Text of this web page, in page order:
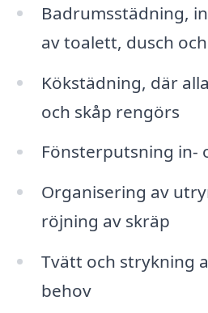
Badrumsstädning,
av toalett, dusch
Kökstädning, där
och skåp rengörs
Fönsterputsning in-
Organisering av
röjning av skräp
Tvätt och strykning
behov